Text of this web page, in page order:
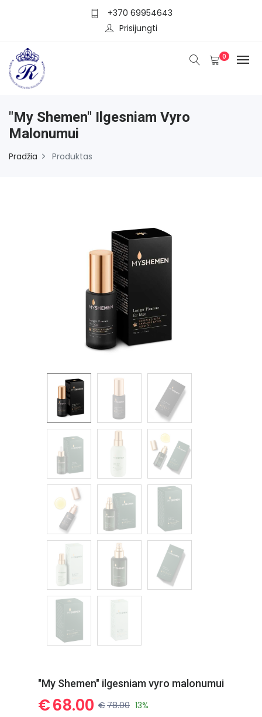
+370 69954643
Prisijungti
0
"My Shemen" Ilgesniam Vyro
Malonumui
Pradžia Produktas
"My Shemen" ilgesniam vyro malonumui
€68.00 €78.00 13%